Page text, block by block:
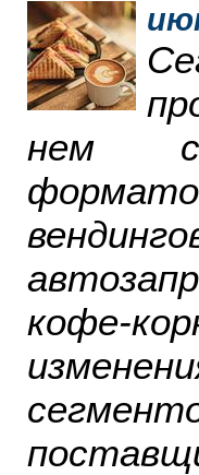
нем
кофе-